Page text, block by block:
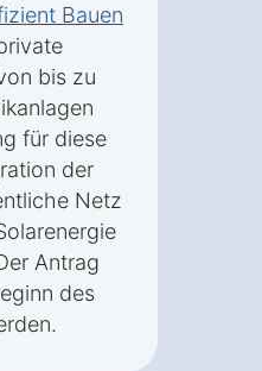
Bauen
bis zu
für diese
der
Netz
Antrag
des